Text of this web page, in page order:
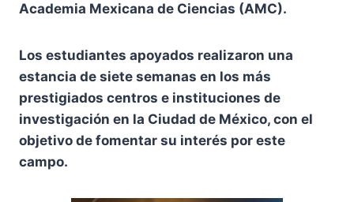
Academia Mexicana de Ciencias (AMC).
Los estudiantes apoyados realizaron una
estancia de siete semanas en los más
prestigiados centros e instituciones de
investigación en la Ciudad de México, con el
objetivo de fomentar su interés por este
campo.